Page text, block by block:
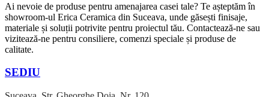
Ai nevoie de produse pentru amenajarea casei tale? Te așteptăm în
showroom-ul Erica Ceramica din Suceava, unde găsești finisaje,
materiale și soluții potrivite pentru proiectul tău. Contactează-ne sau
vizitează-ne pentru consiliere, comenzi speciale și produse de
calitate.
SEDIU